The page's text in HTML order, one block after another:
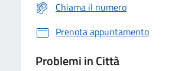
Chiama il numero
Prenota appuntamento
Problemi in Città